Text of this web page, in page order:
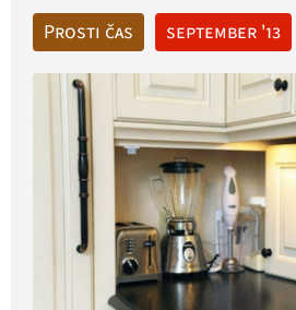
Prosti čas september '13